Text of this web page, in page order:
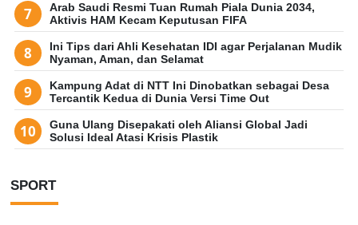
Arab Saudi Resmi Tuan Rumah Piala Dunia 2034,
Aktivis HAM Kecam Keputusan FIFA
Ini Tips dari Ahli Kesehatan IDI agar Perjalanan Mudik
Nyaman, Aman, dan Selamat
Kampung Adat di NTT Ini Dinobatkan sebagai Desa
Tercantik Kedua di Dunia Versi Time Out
Guna Ulang Disepakati oleh Aliansi Global Jadi
Solusi Ideal Atasi Krisis Plastik
SPORT